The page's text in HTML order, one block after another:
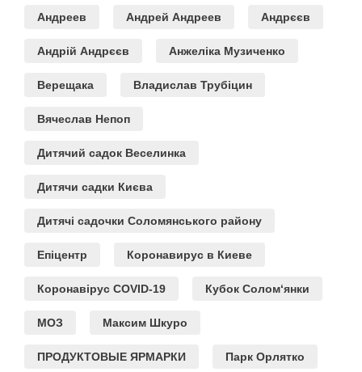
Андреев Андрей Андреев Андрєєв
Андрій Андрєєв Анжеліка Музиченко
Верещака Владислав Трубіцин
Вячеслав Непоп
Дитячий садок Веселинка
Дитячи садки Києва
Дитячі садочки Соломянського району
Епіцентр Коронавирус в Киеве
Коронавірус COVID-19 Кубок Солом‘янки
МОЗ Максим Шкуро
ПРОДУКТОВЫЕ ЯРМАРКИ Парк Орлятко